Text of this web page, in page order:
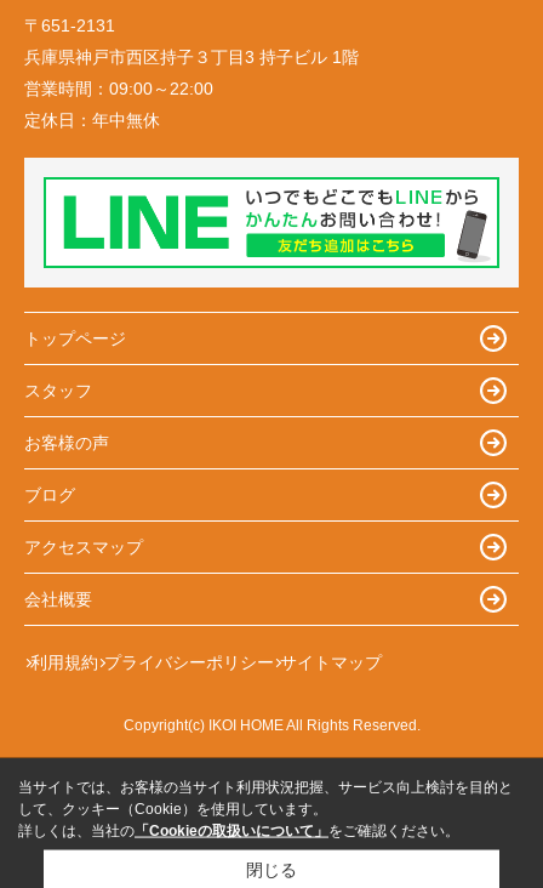
〒651-2131
兵庫県神戸市西区持子３丁目3 持子ビル 1階
営業時間： 09:00～22:00
定休日： 年中無休
トップページ
スタッフ
お客様の声
ブログ
アクセスマップ
会社概要
利用規約 プライバシーポリシー サイトマップ
Copyright(c) IKOI HOME All Rights Reserved.
当サイトでは、お客様の当サイト利用状況把握、サービス向上検討を目的と
して、クッキー（Cookie）を使用しています。
詳しくは、当社の 「Cookieの取扱いについて」 をご確認ください。
閉じる